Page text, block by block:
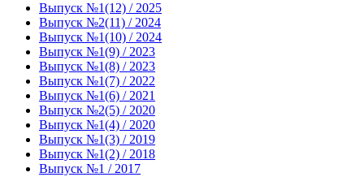
Выпуск №1(12) / 2025
Выпуск №2(11) / 2024
Выпуск №1(10) / 2024
Выпуск №1(9) / 2023
Выпуск №1(8) / 2023
Выпуск №1(7) / 2022
Выпуск №1(6) / 2021
Выпуск №2(5) / 2020
Выпуск №1(4) / 2020
Выпуск №1(3) / 2019
Выпуск №1(2) / 2018
Выпуск №1 / 2017